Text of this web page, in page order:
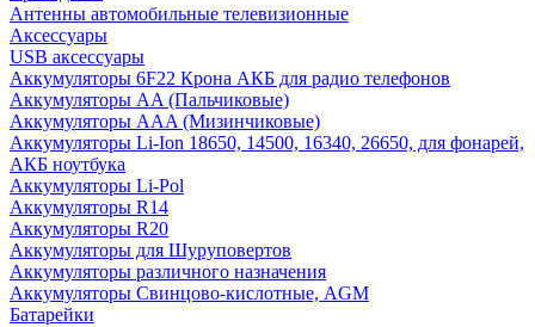
Антенны автомобильные телевизионные
Аксессуары
USB аксессуары
Аккумуляторы 6F22 Крона АКБ для радио телефонов
Аккумуляторы AA (Пальчиковые)
Аккумуляторы AAA (Мизинчиковые)
Аккумуляторы Li-Ion 18650, 14500, 16340, 26650, для фонарей,
АКБ ноутбука
Аккумуляторы Li-Pol
Аккумуляторы R14
Аккумуляторы R20
Аккумуляторы для Шуруповертов
Аккумуляторы различного назначения
Аккумуляторы Свинцово-кислотные, AGM
Батарейки